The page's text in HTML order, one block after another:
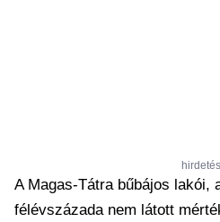
hirdetés
A Magas-Tátra bűbájos lakói,
félévszázada nem látott